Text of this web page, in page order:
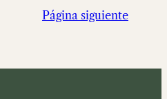
Página siguiente